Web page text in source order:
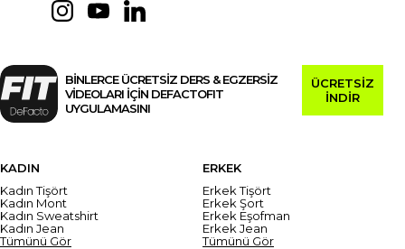
BİNLERCE ÜCRETSİZ DERS & EGZERSİZ
VİDEOLARI İÇİN DEFACTOFIT
UYGULAMASINI
ÜCRETSİZ
İNDİR
KADIN
Kadın Tişört
Kadın Mont
Kadın Sweatshirt
Kadın Jean
Tümünü Gör
ERKEK
Erkek Tişört
Erkek Şort
Erkek Eşofman
Erkek Jean
Tümünü Gör